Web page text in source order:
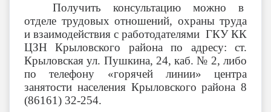
Получить консультацию можно в
отделе трудовых отношений, охраны труда
и взаимодействия с работодателями ГКУ КК
ЦЗН Крыловского района по адресу: ст.
Крыловская ул. Пушкина, 24, каб. № 2, либо
по телефону «горячей линии» центра
занятости населения Крыловского района 8
(86161) 32-254.